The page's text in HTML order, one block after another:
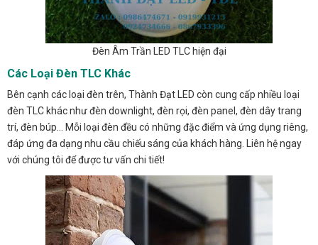
Đèn Âm Trần LED TLC hiện đại
Các Loại Đèn TLC Khác
Bên cạnh các loại đèn trên, Thành Đạt LED còn cung cấp nhiều loại
đèn TLC khác như đèn downlight, đèn rọi, đèn panel, đèn dây trang
trí, đèn búp… Mỗi loại đèn đều có những đặc điểm và ứng dụng riêng,
đáp ứng đa dạng nhu cầu chiếu sáng của khách hàng. Liên hệ ngay
với chúng tôi để được tư vấn chi tiết!